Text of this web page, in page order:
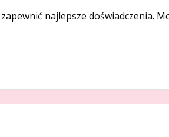
najlepsze doświadczenia.